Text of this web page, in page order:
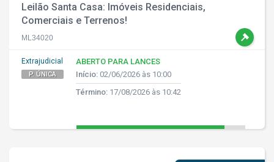
Leilão Santa Casa: Imóveis Residenciais,
Comerciais e Terrenos!
ML34020
Extrajudicial
P. ÚNICA
ABERTO PARA LANCES
Início: 02/06/2026 às 10:00
Término: 17/08/2026 às 10:42